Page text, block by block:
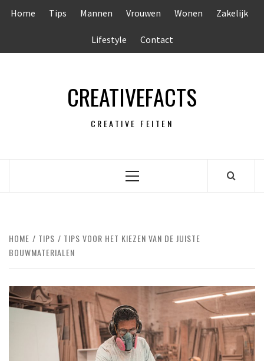
Home Tips Mannen Vrouwen Wonen Zakelijk
Lifestyle Contact
CREATIVEFACTS
CREATIVE FEITEN
Primair
HOME TIPS
TIPS VOOR HET KIEZEN VAN DE JUISTE
BOUWMATERIALEN